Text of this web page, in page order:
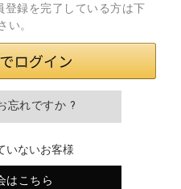
録を完了している方は下
い。
忘れですか ?
いないお客様
はこちら